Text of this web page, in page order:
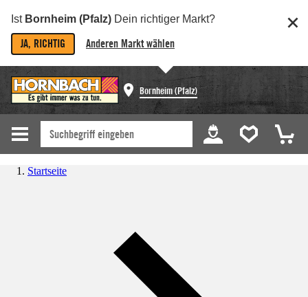
Ist Bornheim (Pfalz) Dein richtiger Markt?
JA, RICHTIG Anderen Markt wählen
Bornheim (Pfalz)
Startseite